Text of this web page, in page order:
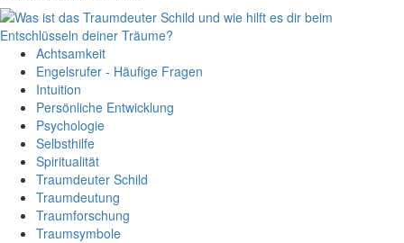
Achtsamkeit
Engelsrufer - Häufige Fragen
Intuition
Persönliche Entwicklung
Psychologie
Selbsthilfe
Spiritualität
Traumdeuter Schild
Traumdeutung
Traumforschung
Traumsymbole